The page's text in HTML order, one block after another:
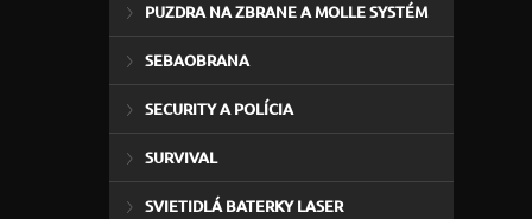
PUZDRA NA ZBRANE A MOLLE SYSTÉM
SEBAOBRANA
SECURITY A POLÍCIA
SURVIVAL
SVIETIDLÁ BATERKY LASER